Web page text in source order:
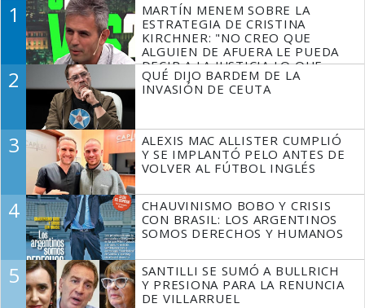
1
MARTÍN MENEM SOBRE LA
ESTRATEGIA DE CRISTINA
KIRCHNER: "NO CREO QUE
ALGUIEN DE AFUERA LE PUEDA
DECIR A LA JUSTICIA LO QUE
TIENE QUE HACER"
2
QUÉ DIJO BARDEM DE LA
INVASIÓN DE CEUTA
3
ALEXIS MAC ALLISTER CUMPLIÓ
Y SE IMPLANTÓ PELO ANTES DE
VOLVER AL FÚTBOL INGLÉS
4
CHAUVINISMO BOBO Y CRISIS
CON BRASIL: LOS ARGENTINOS
SOMOS DERECHOS Y HUMANOS
5
SANTILLI SE SUMÓ A BULLRICH
Y PRESIONA PARA LA RENUNCIA
DE VILLARRUEL